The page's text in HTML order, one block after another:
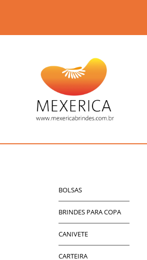
BOLSAS
BRINDES PARA COPA
CANIVETE
CARTEIRA